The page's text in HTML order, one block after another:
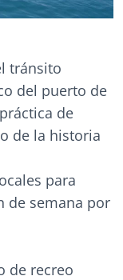
tránsito
del puerto de
de
de la historia
para
de semana por
de recreo